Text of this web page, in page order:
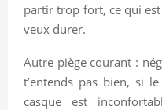
partir trop fort, ce qui
veux durer.
Autre piège courant :
t’entends pas bien, si
casque est